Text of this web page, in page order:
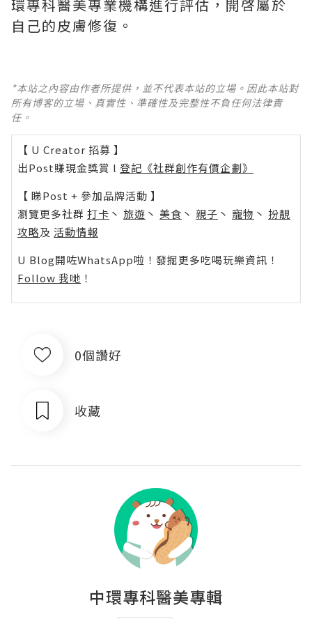
環專科醫美專業機構進行評估，開啓屬於
自己的皮膚修復。
*本站之內容由作者所提供，並不代表本站的立場。因此本站對
所有博客的立場、真實性、準確性及完整性不負任何法律責
任。
【 U Creator 招募 】
出Post賺現金獎賞 l 登記《社群創作有價企劃》
【 睇Post + 參加品牌活動 】
瀏覽更多社群 打卡 丶 旅遊 丶 美食 丶 親子 丶 寵物 丶 扮靚
攻略及 活動情報
U Blog開咗WhatsApp啦！發掘更多吃喝玩樂資訊！
Follow 我哋 ！
0個讚好
收藏
中環專科醫美專輯